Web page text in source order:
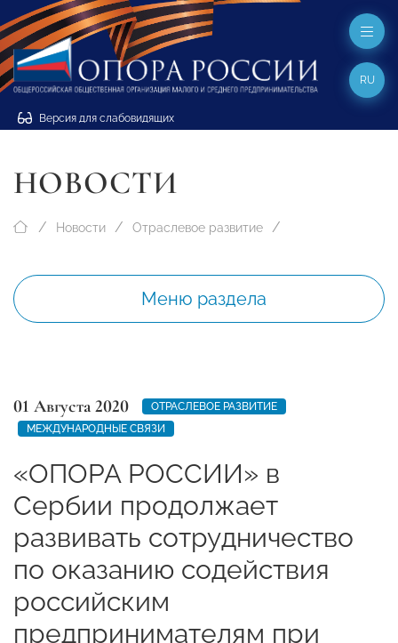
Версия для слабовидящих
RU
НОВОСТИ
Новости Отраслевое развитие
Меню раздела
01 Августа 2020
ОТРАСЛЕВОЕ РАЗВИТИЕ
МЕЖДУНАРОДНЫЕ СВЯЗИ
«ОПОРА РОССИИ» в
Сербии продолжает
развивать сотрудничество
по оказанию содействия
российским
предпринимателям при